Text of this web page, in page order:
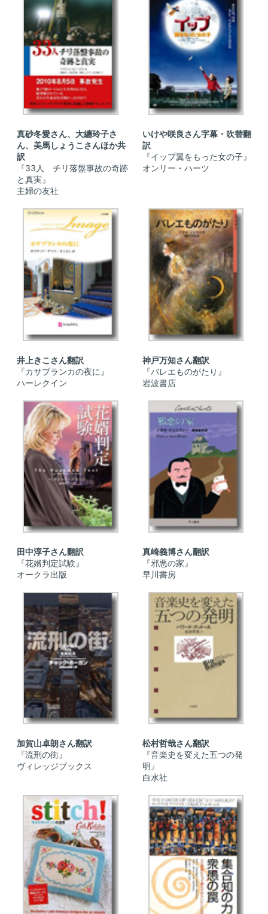
真砂冬愛さん、大纏玲子さ
ん、美馬しょうこさんほか共
訳
『33人 チリ落盤事故の奇跡
と真実』
主婦の友社
いけや咲良さん字幕・吹替翻
訳
『イップ翼をもった女の子』
オンリー・ハーツ
井上きこさん翻訳
『カサブランカの夜に』
ハーレクイン
神戸万知さん翻訳
『バレエものがたり』
岩波書店
田中淳子さん翻訳
『花婿判定試験』
オークラ出版
真崎義博さん翻訳
『邪悪の家』
早川書房
加賀山卓朗さん翻訳
『流刑の街』
ヴィレッジブックス
松村哲哉さん翻訳
『音楽史を変えた五つの発
明』
白水社